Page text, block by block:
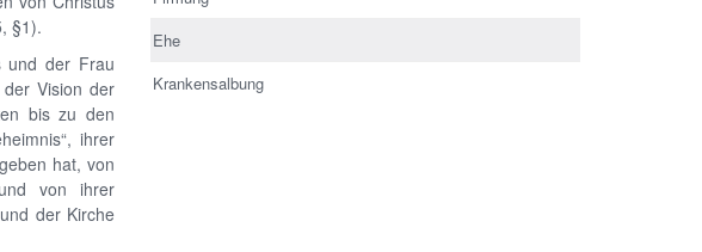
§1).
und der Frau
Vision der
bis zu den
ihrer
hat, von
von ihrer
der Kirche
Ehe
Krankensalbung